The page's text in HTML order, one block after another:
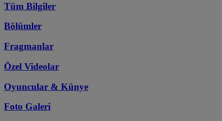
Tüm Bilgiler
Bölümler
Fragmanlar
Özel Videolar
Oyuncular & Künye
Foto Galeri